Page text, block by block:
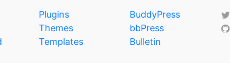
Plugins
Themes
Templates
BuddyPress
bbPress
Bulletin